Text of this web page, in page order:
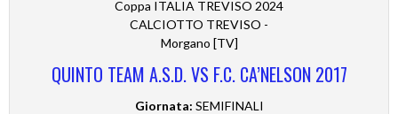
Coppa ITALIA TREVISO 2024
CALCIOTTO TREVISO -
Morgano [TV]
QUINTO TEAM A.S.D. VS F.C. CA’NELSON 2017
Giornata: SEMIFINALI